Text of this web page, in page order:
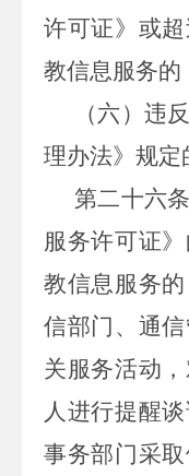
许可证》或
教信息服务的
（六）违
理办法》规定
第二十六条
服务许可证
教信息服务
信部门、通
关服务活动
人进行提醒
事务部门采